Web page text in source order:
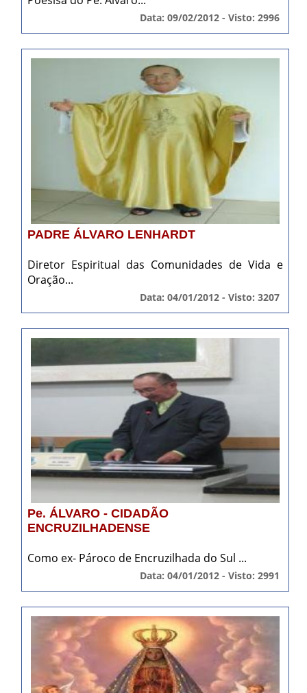
Data: 09/02/2012 - Visto: 2996
PADRE ÁLVARO LENHARDT
Diretor Espiritual das Comunidades de Vida e
Oração...
Data: 04/01/2012 - Visto: 3207
Pe. ÁLVARO - CIDADÃO
ENCRUZILHADENSE
Como ex- Pároco de Encruzilhada do Sul ...
Data: 04/01/2012 - Visto: 2991